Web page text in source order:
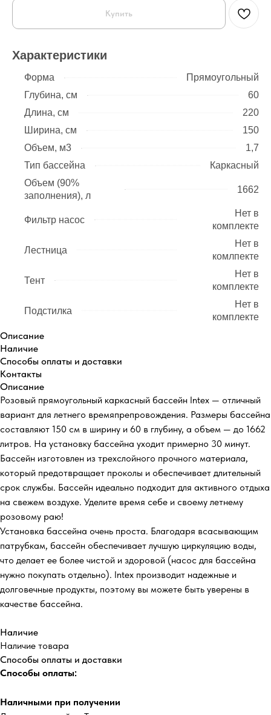
Купить
Характеристики
Форма
Прямоугольный
Глубина, см
60
Длина, см
220
Ширина, см
150
Объем, м3
1,7
Тип бассейна
Каркасный
Объем (90%
заполнения), л
1662
Фильтр насос
Нет в
комплекте
Лестница
Нет в
комлпекте
Тент
Нет в
комплекте
Подстилка
Нет в
комплекте
Описание
Наличие
Способы оплаты и доставки
Контакты
Описание
Розовый прямоугольный каркасный бассейн Intex — отличный
вариант для летнего времяпрепровождения. Размеры бассейна
составляют 150 см в ширину и 60 в глубину, а объем — до 1662
литров. На установку бассейна уходит примерно 30 минут.
Бассейн изготовлен из трехслойного прочного материала,
который предотвращает проколы и обеспечивает длительный
срок службы. Бассейн идеально подходит для активного отдыха
на свежем воздухе. Уделите время себе и своему летнему
розовому раю!
Установка бассейна очень проста. Благодаря всасывающим
патрубкам, бассейн обеспечивает лучшую циркуляцию воды,
что делает ее более чистой и здоровой (насос для бассейна
нужно покупать отдельно). Intex производит надежные и
долговечные продукты, поэтому вы можете быть уверены в
качестве бассейна.
Наличие
Наличие товара
Способы оплаты и доставки
Способы оплаты:
Наличными при получении